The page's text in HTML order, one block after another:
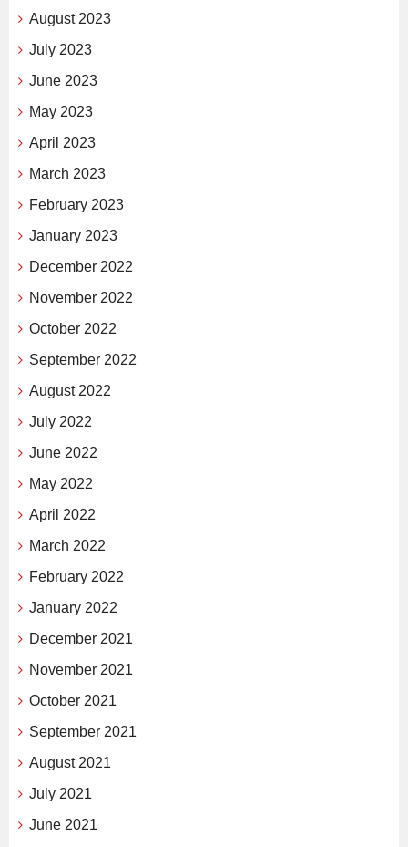
August 2023
July 2023
June 2023
May 2023
April 2023
March 2023
February 2023
January 2023
December 2022
November 2022
October 2022
September 2022
August 2022
July 2022
June 2022
May 2022
April 2022
March 2022
February 2022
January 2022
December 2021
November 2021
October 2021
September 2021
August 2021
July 2021
June 2021